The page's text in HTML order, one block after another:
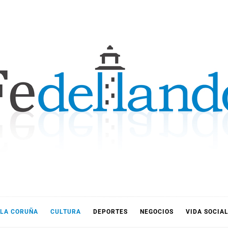
LA CORUÑA CULTURA DEPORTES NEGOCIOS VIDA SOCIAL